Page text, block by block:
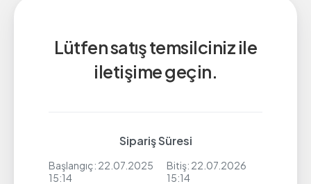
Lütfen satış temsilciniz ile
iletişime geçin.
Sipariş Süresi
Başlangıç: 22.07.2025
15:14
Bitiş: 22.07.2026
15:14